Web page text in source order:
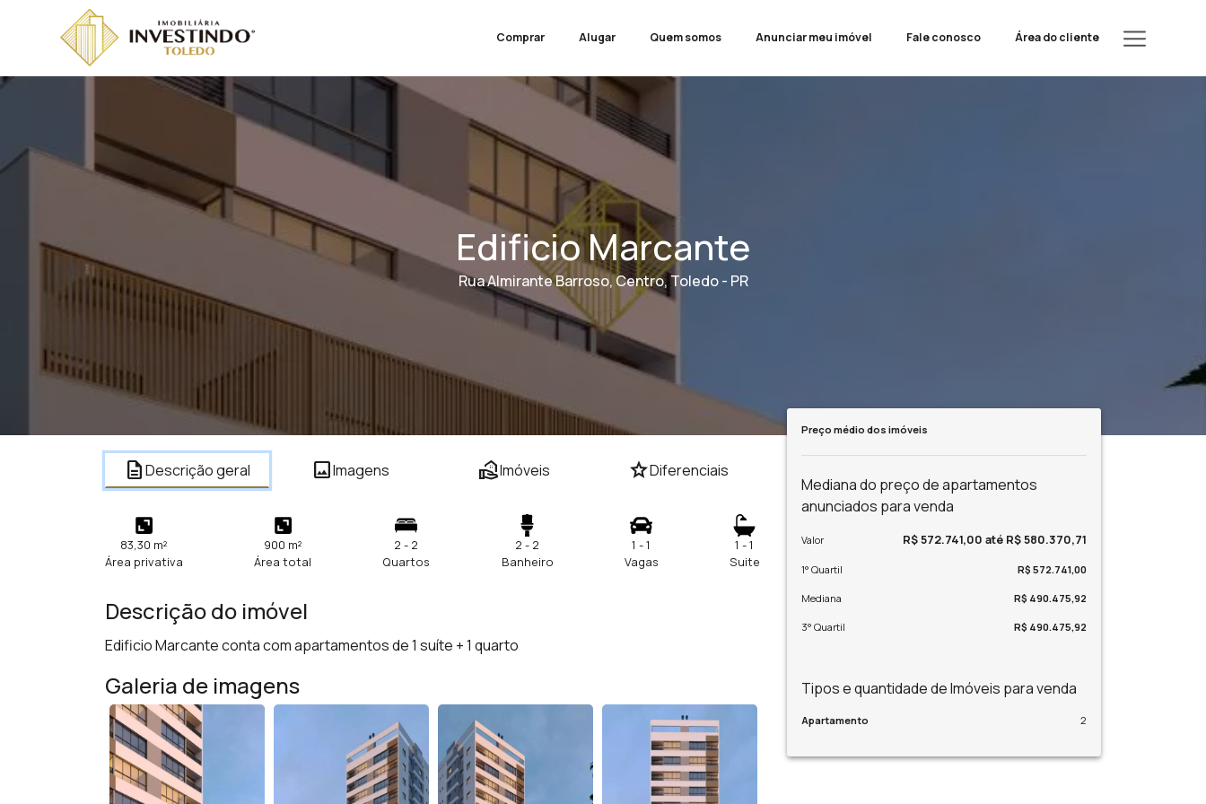
Comprar Alugar Quem somos Anunciar meu imóvel Fale conosco Área do cliente
Edificio Marcante
Rua Almirante Barroso, Centro, Toledo - PR
descriptionDescrição geral imageImagens real_estate_agentImóveis starDiferenciais
83,30 m²
Área privativa
900 m²
Área total
2 - 2
Quartos
2 - 2
Banheiro
1 - 1
Vagas
1 - 1
Suite
Descrição do imóvel
Edificio Marcante conta com apartamentos de 1 suíte + 1 quarto
Galeria de imagens
Preço médio dos imóveis
Mediana do preço de apartamentos
anunciados para venda
Valor R$ 572.741,00 até R$ 580.370,71
1° Quartil R$ 572.741,00
Mediana R$ 490.475,92
3° Quartil R$ 490.475,92
Tipos e quantidade de Imóveis para venda
Apartamento 2